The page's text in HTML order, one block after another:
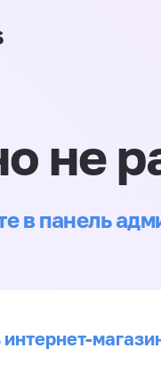
не
в панель